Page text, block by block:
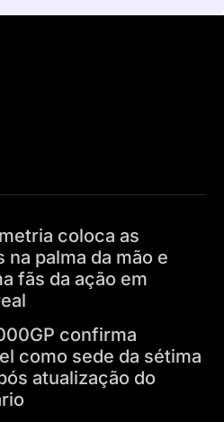
coloca as
na palma da mão e
fãs da ação em
confirma
como sede da sétima
atualização do